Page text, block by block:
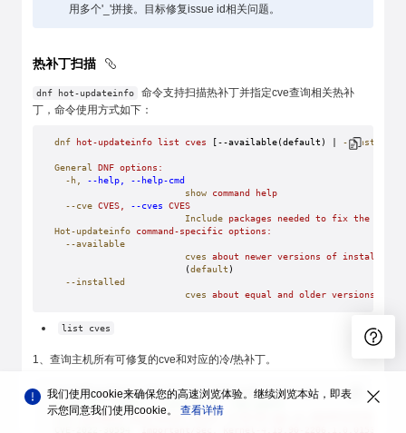
用多个'_'拼接。目标修复issue id相关问题。
热补丁扫描
dnf hot-updateinfo
命令支持扫描热补丁并指定cve查询相关热补
丁，命令使用方式如下：
dnf hot-updateinfo list cves [--available(default) | --
General DNF options:
  -h,
--help,
--help-cmd
                        show
command help
  --cve
CVES, --cves CVES
                        Include
packages needed to fix the
Hot-updateinfo command-specific options:
  --available
                        cves
about newer versions of installed
                        (
default )
  --installed
                        cves
about equal and older versions
list cves
1、查询主机所有可修复的cve和对应的冷/热补丁。
[root@localhost ~]# dnf hot-updateinfo list cves
# cve-id   level    cold-patch   hot-patch
Last metadata expiration check:
我们使用cookie来确保您的高速浏览体验。继续浏览本站，即表
示您同意我们使用cookie。 查看详情